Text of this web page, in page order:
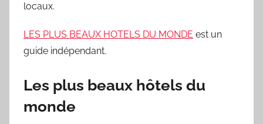
locaux.
LES PLUS BEAUX HOTELS DU MONDE est un
guide indépendant.
Les plus beaux hôtels du
monde